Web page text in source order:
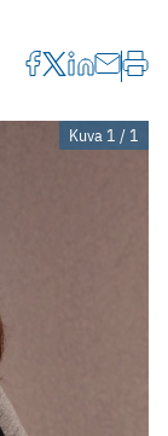
Kuva 1 / 1